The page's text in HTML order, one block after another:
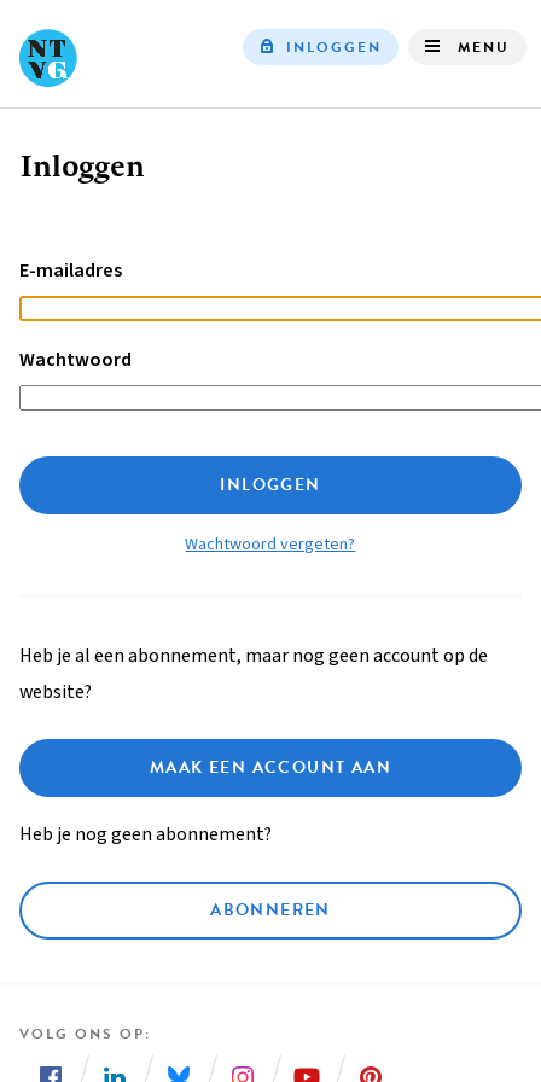
INLOGGEN MENU
Kruimelpad
Inloggen
E-mailadres
Wachtwoord
INLOGGEN
Wachtwoord vergeten?
Heb je al een abonnement, maar nog geen account op de
website?
MAAK EEN ACCOUNT AAN
Heb je nog geen abonnement?
ABONNEREN
VOLG ONS OP